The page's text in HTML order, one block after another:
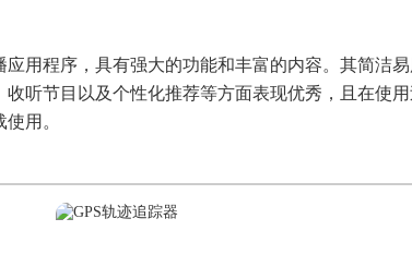
用程序，具有强大的功能和丰富的内容。其简洁
听节目以及个性化推荐等方面表现优秀，且在使
用。